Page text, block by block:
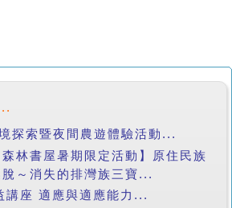
探索暨夜間農遊體驗活動...
林書屋暑期限定活動】原住民族
～消失的排灣族三寶...
講座 適應與適應能力...